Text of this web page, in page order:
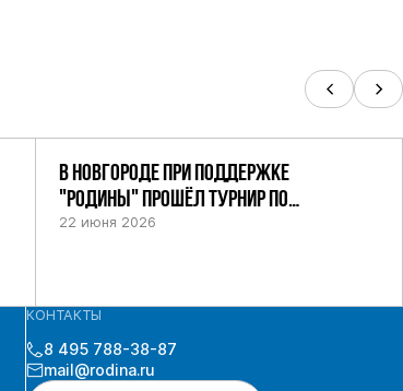
В НОВГОРОДЕ ПРИ ПОДДЕРЖКЕ
"РОДИНЫ" ПРОШЁЛ ТУРНИР ПО
ШАХМАТАМ СРЕДИ СИЛОВИКОВ
22 июня 2026
КОНТАКТЫ
8 495 788-38-87
mail@rodina.ru